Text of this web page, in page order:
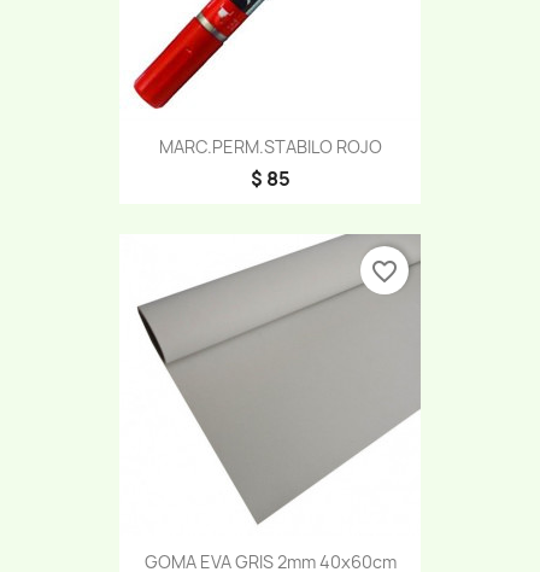
MARC.PERM.STABILO ROJO
$ 85
GOMA EVA GRIS 2mm 40x60cm
favorite_border